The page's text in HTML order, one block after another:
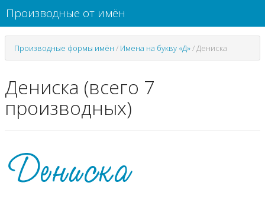
Производные от имён
Производные формы имён / Имена на букву «Д»/Дениска
Дениска (всего 7
производных)